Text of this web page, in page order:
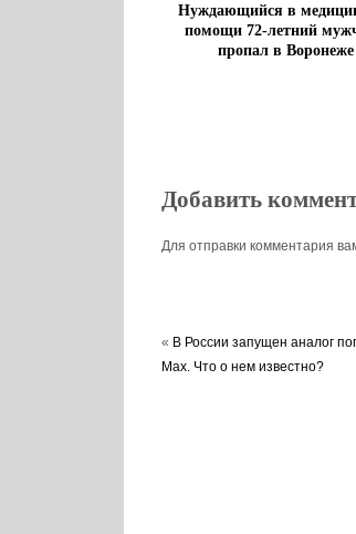
Нуждающийся в
помощи 72-летний
пропал в Воронеже
Добавить
Для отправки комментария
« В России запущен аналог
Max. Что о нем известно?